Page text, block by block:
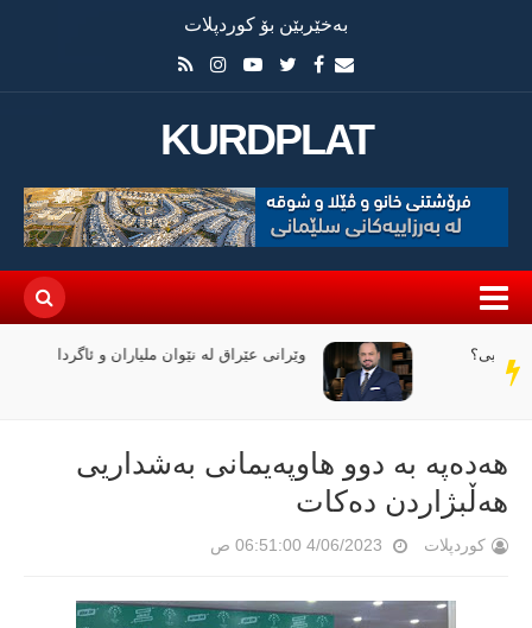
بەخێربێن بۆ کوردپلات
KURDPLAT
سەر
دێڕ
وێرانی عێراق لە نێوان ملیاران و ئاگردا
هەدەپە بە دوو هاوپەیمانی بەشداریی
هەڵبژاردن دەکات
کوردپلات 4/06/2023 06:51:00 ص